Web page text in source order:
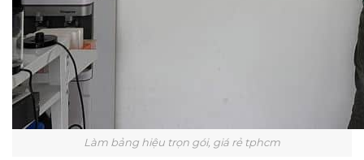
Làm bảng hiệu trọn gói, giá rẻ tphcm